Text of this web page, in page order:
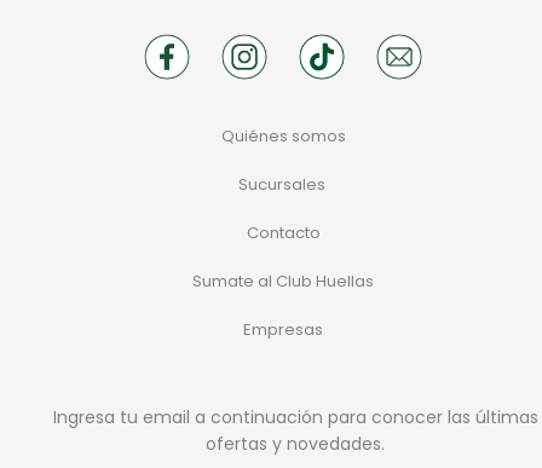
Quiénes somos
Sucursales
Contacto
Sumate al Club Huellas
Empresas
Ingresa tu email a continuación para conocer las últimas
ofertas y novedades.